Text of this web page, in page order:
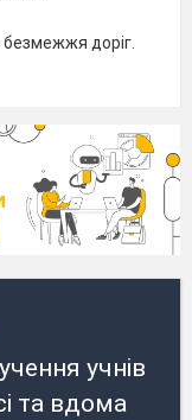
доріг.
учнів
та вдома